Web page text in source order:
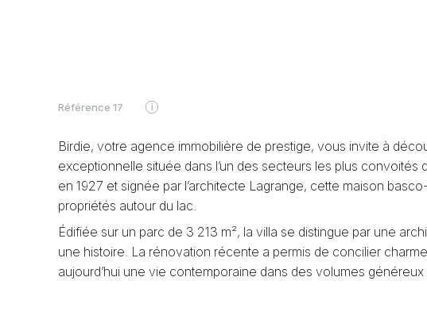
Référence 17
Birdie, votre agence immobilière de prestige, vous invite à
exceptionnelle située dans l’un des secteurs les plus convoités
en 1927 et signée par l’architecte Lagrange, cette maison
propriétés autour du lac.
Édifiée sur un parc de 3 213 m², la villa se distingue par une
une histoire. La rénovation récente a permis de concilier
aujourd’hui une vie contemporaine dans des volumes